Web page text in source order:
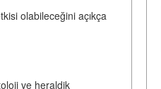
olabileceğini açıkça
ve heraldik